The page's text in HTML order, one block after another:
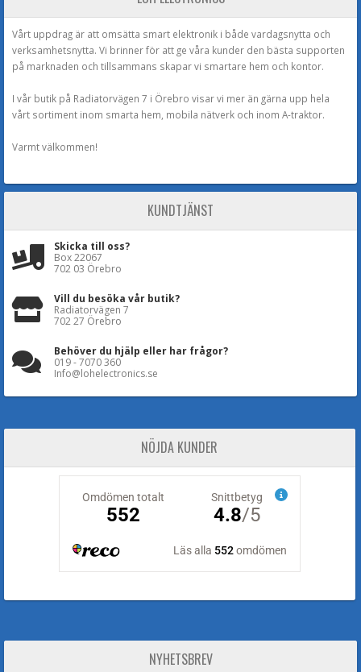
Vårt uppdrag är att omsätta smart elektronik i både vardagsnytta och
verksamhetsnytta. Vi brinner för att ge våra kunder den bästa supporten
på marknaden och tillsammans skapar vi smartare hem och kontor.
I vår butik på Radiatorvägen 7 i Örebro visar vi mer än gärna upp hela
vårt sortiment inom smarta hem, mobila nätverk och inom A-traktor.
Varmt välkommen!
KUNDTJÄNST
Skicka till oss?
Box 22067
702 03 Örebro
Vill du besöka vår butik?
Radiatorvägen 7
702 27 Örebro
Behöver du hjälp eller har frågor?
019 - 7070 360
Info@lohelectronics.se
NÖJDA KUNDER
NYHETSBREV